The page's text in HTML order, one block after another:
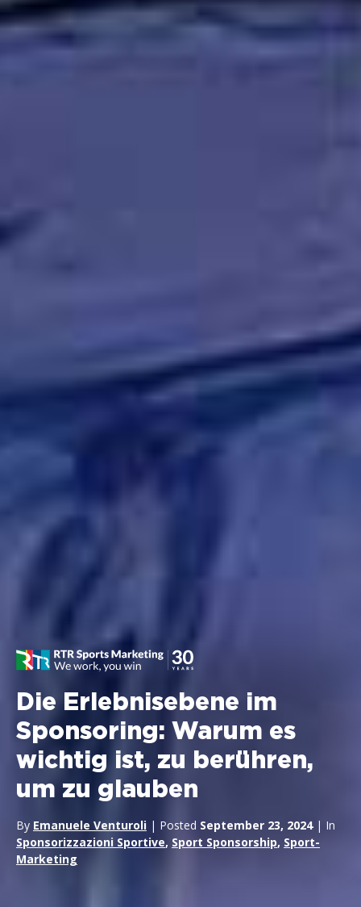
Die Erlebnisebene im
Sponsoring: Warum es
wichtig ist, zu berühren,
um zu glauben
By Emanuele Venturoli | Posted September 23, 2024| In
Sponsorizzazioni Sportive, Sport Sponsorship, Sport-
Marketing